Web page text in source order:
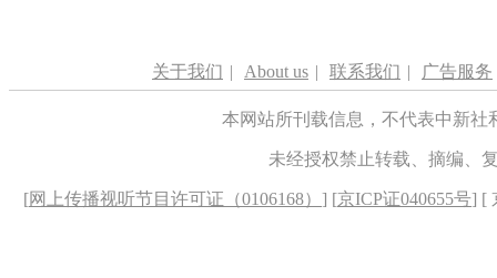
关于我们 | About us | 联系我们 | 广告服务
本网站所刊载信息，不代表中新
未经授权禁止转载、摘编、
[网上传播视听节目许可证（0106168） ] [京ICP证040655号] [